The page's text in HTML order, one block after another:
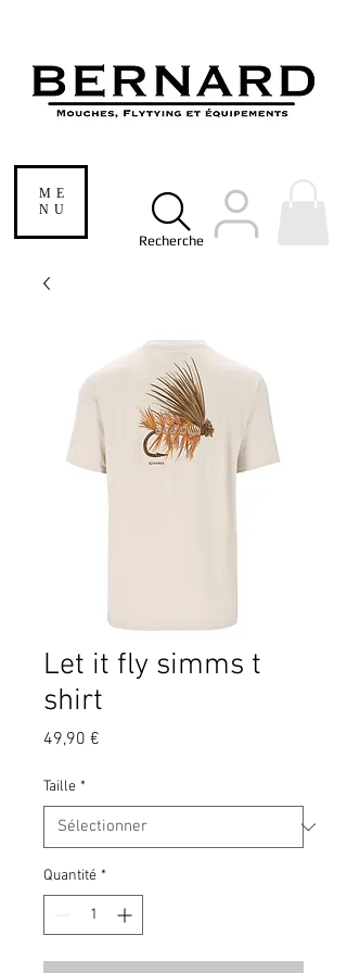
ME
NU
Recherche
Let it fly simms t
shirt
49,90 €
Taille *
Quantité *